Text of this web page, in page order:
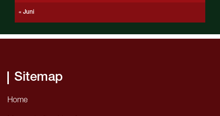
« Juni
Sitemap
Home